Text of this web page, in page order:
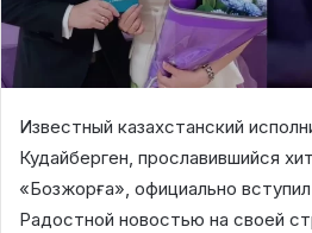
Известный казахстанский
Кудайберген, прославившийся
«Бозжорға», официально
Радостной новостью на своей